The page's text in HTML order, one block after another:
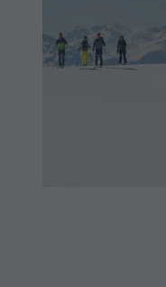
Benessere